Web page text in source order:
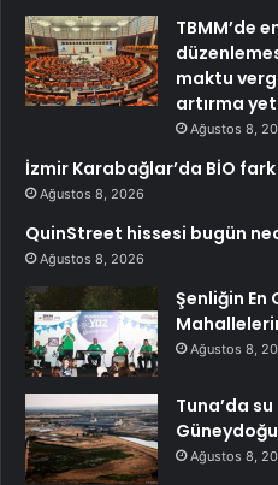
TBMM’de
maktu
artırma
Ağustos 8,
İzmir Karabağlar’da BİO
Ağustos 8, 2026
QuinStreet hissesi bugün
Ağustos 8, 2026
Şenliğin En
Ağustos 8,
Tuna’da
Ağustos 8,